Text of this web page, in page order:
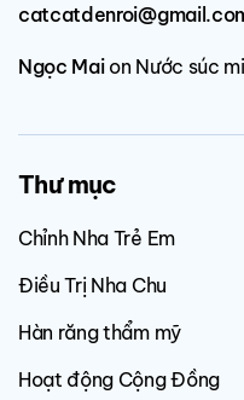
Ngọc Maion Nước súc
Thư mục
Chỉnh Nha Trẻ Em
Điều Trị Nha Chu
Hàn răng thẩm mỹ
Hoạt động Cộng Đồng